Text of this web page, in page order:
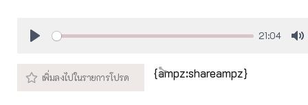
21:04
{ampz:shareampz}